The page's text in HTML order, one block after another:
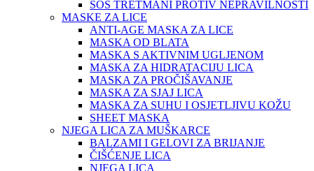
SOS TRETMANI PROTIV NEPRAVILNOSTI
MASKE ZA LICE
ANTI-AGE MASKA ZA LICE
MASKA OD BLATA
MASKA S AKTIVNIM UGLJENOM
MASKA ZA HIDRATACIJU LICA
MASKA ZA PROČIŠAVANJE
MASKA ZA SJAJ LICA
MASKA ZA SUHU I OSJETLJIVU KOŽU
SHEET MASKA
NJEGA LICA ZA MUŠKARCE
BALZAMI I GELOVI ZA BRIJANJE
ČIŠĆENJE LICA
NJEGA LICA